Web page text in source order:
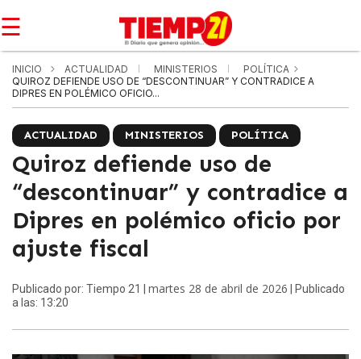
☰
INICIO ACTUALIDAD MINISTERIOS
POLÍTICA
QUIROZ DEFIENDE USO DE “DESCONTINUAR” Y CONTRADICE A
DIPRES EN POLÉMICO OFICIO...
ACTUALIDAD MINISTERIOS POLÍTICA
Quiroz defiende uso de
“descontinuar” y contradice a
Dipres en polémico oficio por
ajuste fiscal
Publicado por: Tiempo 21 | martes 28 de abril de 2026 | Publicado
a las: 13:20